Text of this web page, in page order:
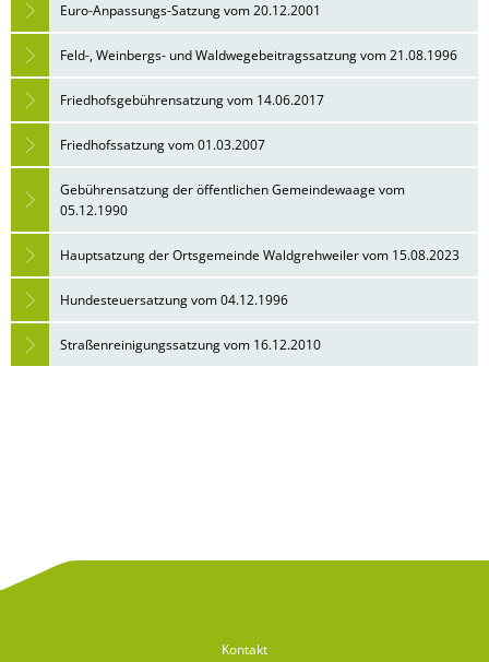
Euro-Anpassungs-Satzung vom 20.12.2001
Feld-, Weinbergs- und Waldwegebeitragssatzung vom 21.08.1996
Friedhofsgebührensatzung vom 14.06.2017
Friedhofssatzung vom 01.03.2007
Gebührensatzung der öffentlichen Gemeindewaage vom
05.12.1990
Hauptsatzung der Ortsgemeinde Waldgrehweiler vom 15.08.2023
Hundesteuersatzung vom 04.12.1996
Straßenreinigungssatzung vom 16.12.2010
Kontakt